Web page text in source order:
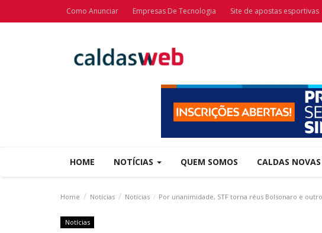
Como Anunciar Empresas De Tecnologia Site de apostas esportivas
HOME NOTÍCIAS QUEM SOMOS CALDAS NOVAS
Home Notícias Notícias Por unanimidade, STF torna réus Bolsonaro e
Notícias